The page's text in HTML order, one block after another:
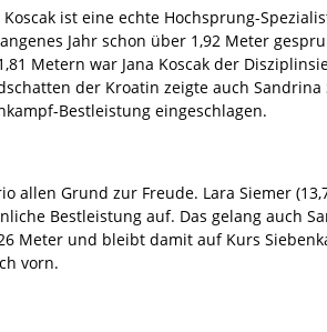
Koscak ist eine echte Hochsprung-
Jahr schon über 1,92 Meter
Metern war Jana Koscak der
der Kroatin zeigte auch
Bestleistung eingeschlagen.
allen Grund zur Freude. Lara Siemer
Bestleistung auf. Das gelang auch
Meter und bleibt damit auf Kurs
vorn.